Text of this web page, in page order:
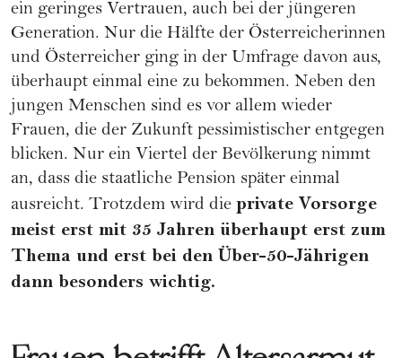
ein geringes Vertrauen, auch bei der jüngeren
Generation. Nur die Hälfte der Österreicherinnen
und Österreicher ging in der Umfrage davon aus,
überhaupt einmal eine zu bekommen. Neben den
jungen Menschen sind es vor allem wieder
Frauen, die der Zukunft pessimistischer entgegen
blicken. Nur ein Viertel der Bevölkerung nimmt
an, dass die staatliche Pension später einmal
ausreicht. Trotzdem wird die private Vorsorge
meist erst mit 35 Jahren überhaupt erst zum
Thema und erst bei den Über-50-Jährigen
dann besonders wichtig.